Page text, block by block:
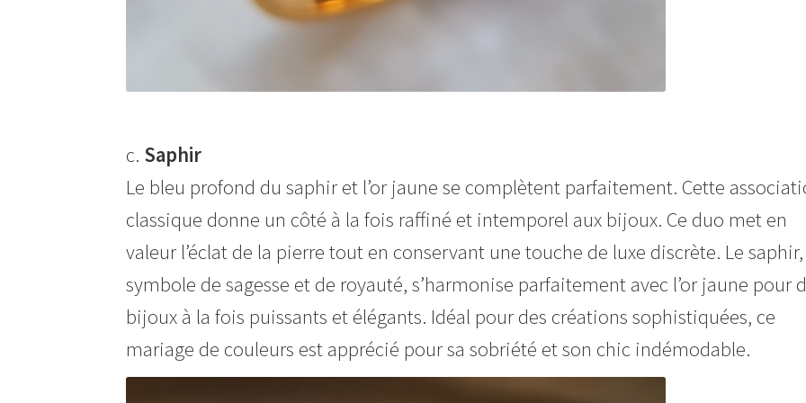
c. Saphir
Le bleu profond du saphir et l’or jaune se complètent parfaitement. Cette
classique donne un côté à la fois raffiné et intemporel aux bijoux. Ce duo met en
valeur l’éclat de la pierre tout en conservant une touche de luxe discrète. Le saphir,
symbole de sagesse et de royauté, s’harmonise parfaitement avec l’or jaune pour
bijoux à la fois puissants et élégants. Idéal pour des créations sophistiquées, ce
mariage de couleurs est apprécié pour sa sobriété et son chic indémodable.